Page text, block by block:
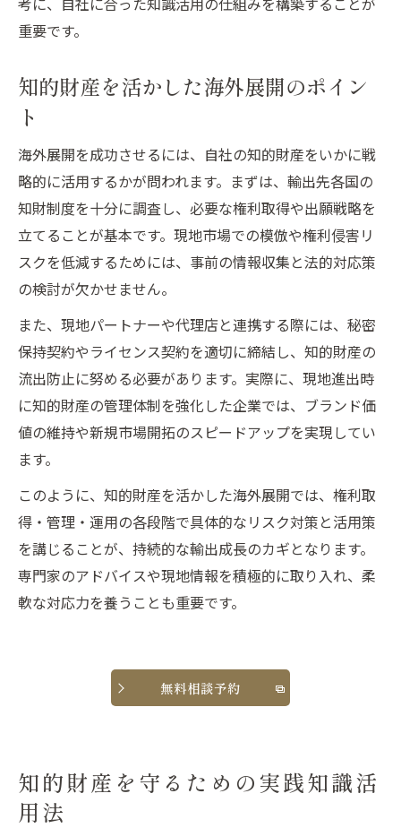
重要です。
知的財産を活かした海外展開のポイン
ト
海外展開を成功させるには、自社の知的財産をいかに戦
略的に活用するかが問われます。まずは、輸出先各国の
知財制度を十分に調査し、必要な権利取得や出願戦略を
立てることが基本です。現地市場での模倣や権利侵害リ
スクを低減するためには、事前の情報収集と法的対応策
の検討が欠かせません。
また、現地パートナーや代理店と連携する際には、秘密
保持契約やライセンス契約を適切に締結し、知的財産の
流出防止に努める必要があります。実際に、現地進出時
に知的財産の管理体制を強化した企業では、ブランド価
値の維持や新規市場開拓のスピードアップを実現してい
ます。
このように、知的財産を活かした海外展開では、権利取
得・管理・運用の各段階で具体的なリスク対策と活用策
を講じることが、持続的な輸出成長のカギとなります。
専門家のアドバイスや現地情報を積極的に取り入れ、柔
軟な対応力を養うことも重要です。
無料相談予約
知的財産を守るための実践知識活
用法